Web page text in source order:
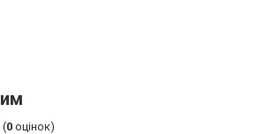
(0 оцінок)